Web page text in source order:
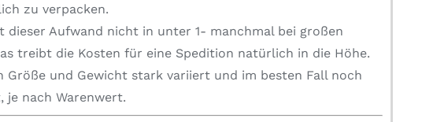
zu verpacken.
Aufwand nicht in unter 1- manchmal bei großen
treibt die Kosten für eine Spedition natürlich in die Höhe.
Größe und Gewicht stark variiert und im besten Fall noch
je nach Warenwert.